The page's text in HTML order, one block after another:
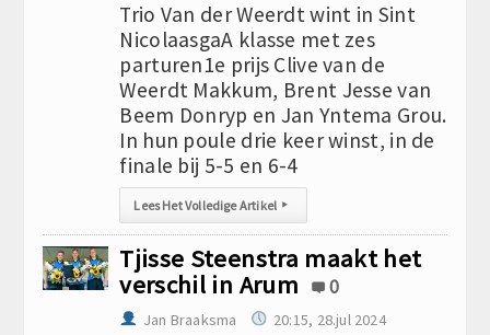
Trio Van der Weerdt wint in Sint
NicolaasgaA klasse met zes
parturen1e prijs Clive van de
Weerdt Makkum, Brent Jesse van
Beem Donryp en Jan Yntema Grou.
In hun poule drie keer winst, in de
finale bij 5-5 en 6-4
Lees Het Volledige Artikel ▸
Tjisse Steenstra maakt het
verschil in Arum
0
Jan Braaksma 20:15, 28.jul 2024